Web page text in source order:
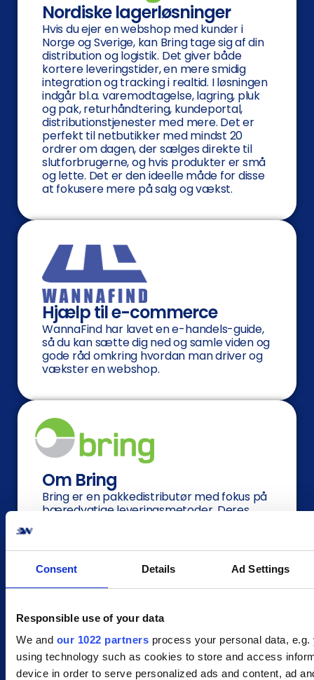
Consent Details Ad Settings
Responsible use of your data
We and our 1022 partners process your personal data, e.g.
using technology such as cookies to store and access
device in order to serve personalized ads and content, ad
Nordiske lagerløsninger
Hvis du ejer en webshop med kunder i
Norge og Sverige, kan Bring tage sig af din
distribution og logistik. Det giver både
kortere leveringstider, en mere smidig
integration og tracking i realtid. I løsningen
indgår bl.a. varemodtagelse, lagring, pluk
og pak, returhåndtering, kundeportal,
distributionstjenester med mere. Det er
perfekt til netbutikker med mindst 20
ordrer om dagen, der sælges direkte til
slutforbrugerne, og hvis produkter er små
og lette. Det er den ideelle måde for disse
at fokusere mere på salg og vækst.
Hjælp til e-commerce
WannaFind har lavet en e-handels-guide,
så du kan sætte dig ned og samle viden og
gode råd omkring hvordan man driver og
vækster en webshop.
Om Bring
Bring er en pakkedistributør med fokus på
bæredygtige leveringsmetoder. Deres
grønnere adfærd. Bring er innovative og
tænker altid i de bedste kundeløsninger.
Derfor har de i sandhed også en bred vifte
af leveringsmuligheder. Har din kunde
hjælp med levering og montering? Intet
både levering og installering/montering af
hårde hvidevarer og møbler.